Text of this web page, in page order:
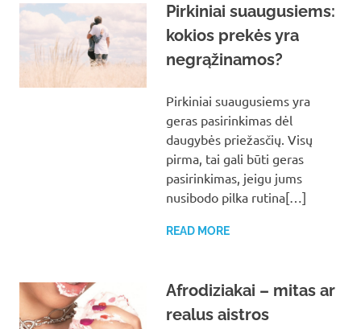
Pirkiniai suaugusiems:
kokios prekės yra
negrąžinamos?
Pirkiniai suaugusiems yra
geras pasirinkimas dėl
daugybės priežasčių. Visų
pirma, tai gali būti geras
pasirinkimas, jeigu jums
nusibodo pilka rutina[…]
READ MORE
Afrodiziakai – mitas ar
realus aistros